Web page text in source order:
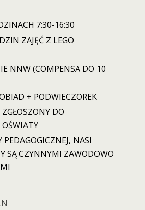
7:30-16:30
ZAJĘĆ Z LEGO
NNW (COMPENSA DO 10
+ PODWIECZOREK
DO
PEDAGOGICZNEJ, NASI
SĄ CZYNNYMI ZAWODOWO